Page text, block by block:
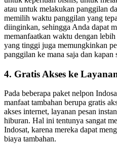
atau untuk melakukan panggilan
memilih waktu panggilan yang
diinginkan, sehingga Anda dapat
memanfaatkan waktu dengan
yang tinggi juga memungkinkan
panggilan ke mana saja dan kapan
4. Gratis Akses ke
Pada beberapa paket nelpon
manfaat tambahan berupa gratis
akses internet, layanan pesan
hiburan. Hal ini tentunya sangat
Indosat, karena mereka dapat
biaya tambahan.